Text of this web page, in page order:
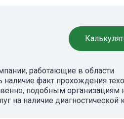
работающие в области
наличие факт прохождения
подобным организациям
на наличие диагностической